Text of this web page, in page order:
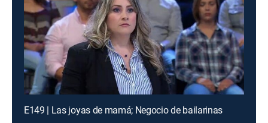
E149 | Las joyas de mamá; Negocio de bailarinas